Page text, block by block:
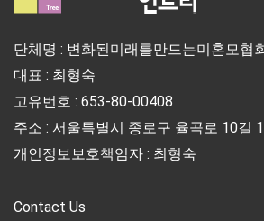
단체명 : 변화된미래를만드는미혼모협
대표 : 최형숙
고유번호 : 653-80-00408
주소 : 서울특별시 종로구 율곡로 10길
개인정보보호책임자 : 최형숙
Contact Us